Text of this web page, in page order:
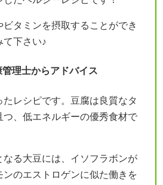
ビタミンを摂取することができ
て下さい♪
理士からアドバイス
レシピです。豆腐は良質なタ
つ、低エネルギーの優秀食材で
なる大豆には、イソフラボンが
のエストロゲンに似た働きを